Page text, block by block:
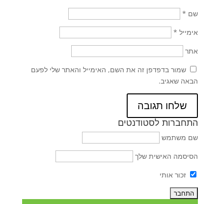
שם *
אימייל *
אתר
שמור בדפדפן זה את השם, האימייל והאתר שלי לפעם
הבאה שאגיב.
התחברות לסטודנטים
שם משתמש
הסיסמה האישית שלך
זכור אותי